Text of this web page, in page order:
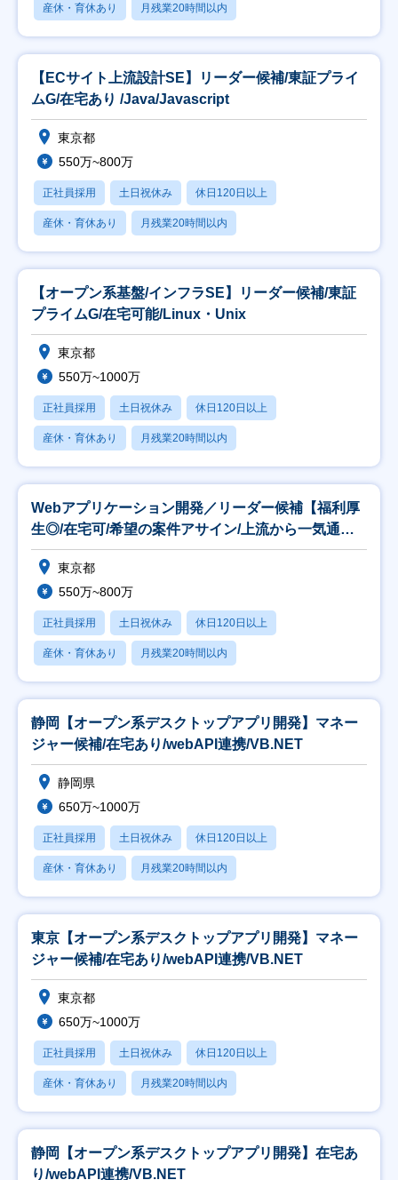
産休・育休あり 月残業20時間以内
【ECサイト上流設計SE】リーダー候補/東証プライ
ムG/在宅あり /Java/Javascript
東京都
550万~800万
正社員採用 土日祝休み 休日120日以上
産休・育休あり 月残業20時間以内
【オープン系基盤/インフラSE】リーダー候補/東証
プライムG/在宅可能/Linux・Unix
東京都
550万~1000万
正社員採用 土日祝休み 休日120日以上
産休・育休あり 月残業20時間以内
Webアプリケーション開発／リーダー候補【福利厚
生◎/在宅可/希望の案件アサイン/上流から一気通
貫】
東京都
550万~800万
正社員採用 土日祝休み 休日120日以上
産休・育休あり 月残業20時間以内
静岡【オープン系デスクトップアプリ開発】マネー
ジャー候補/在宅あり/webAPI連携/VB.NET
静岡県
650万~1000万
正社員採用 土日祝休み 休日120日以上
産休・育休あり 月残業20時間以内
東京【オープン系デスクトップアプリ開発】マネー
ジャー候補/在宅あり/webAPI連携/VB.NET
東京都
650万~1000万
正社員採用 土日祝休み 休日120日以上
産休・育休あり 月残業20時間以内
静岡【オープン系デスクトップアプリ開発】在宅あ
り/webAPI連携/VB.NET